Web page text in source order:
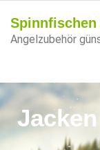
Spinnfischen
Angelzubehör
Jacken